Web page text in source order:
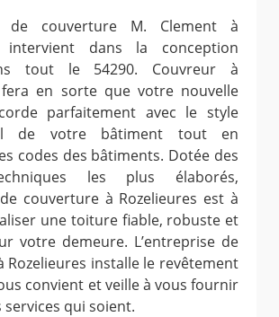
de couverture M. Clement à
intervient dans la conception
tout le 54290. Couvreur à
fera en sorte que votre nouvelle
parfaitement avec le style
de votre bâtiment tout en
codes des bâtiments. Dotée des
les plus élaborés,
couverture à Rozelieures est à
une toiture fiable, robuste et
votre demeure. L’entreprise de
Rozelieures installe le revêtement
convient et veille à vous fournir
services qui soient.